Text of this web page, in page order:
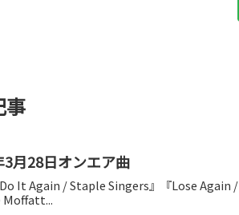
事
3月28日オンエア曲
Do It Again / Staple Singers』『Lose
Moffatt...